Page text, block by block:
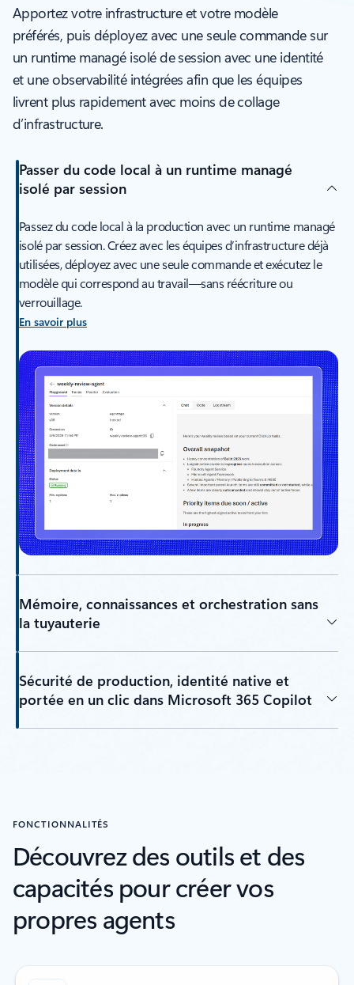
Apportez votre infrastructure et votre modèle
préférés, puis déployez avec une seule commande sur
un runtime managé isolé de session avec une identité
et une observabilité intégrées afin que les équipes
livrent plus rapidement avec moins de collage
d’infrastructure.
Passer du code local à un runtime managé
isolé par session
Passez du code local à la production avec un runtime managé
isolé par session. Créez avec les équipes d’infrastructure déjà
utilisées, déployez avec une seule commande et exécutez le
modèle qui correspond au travail—sans réécriture ou
verrouillage.
En savoir plus
Mémoire, connaissances et orchestration sans
la tuyauterie
Sécurité de production, identité native et
portée en un clic dans Microsoft 365 Copilot
FONCTIONNALITÉS
Découvrez des outils et des
capacités pour créer vos
propres agents